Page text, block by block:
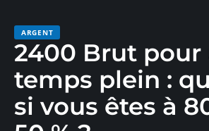
ARGENT
2400 Brut pour
temps plein :
si vous êtes à